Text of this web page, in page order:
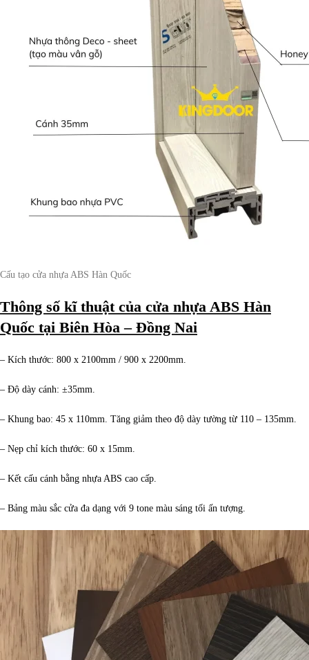
Cấu tạo cửa nhựa ABS Hàn Quốc
Thông số kĩ thuật của cửa nhựa ABS Hàn
Quốc tại Biên Hòa – Đồng Nai
– Kích thước: 800 x 2100mm / 900 x 2200mm.
– Độ dày cánh: ±35mm.
– Khung bao: 45 x 110mm. Tăng giảm theo độ dày tường từ 110 – 135mm.
– Nẹp chỉ kích thước: 60 x 15mm.
– Kết cấu cánh bằng nhựa ABS cao cấp.
– Bảng màu sắc cửa đa dạng với 9 tone màu sáng tối ấn tượng.